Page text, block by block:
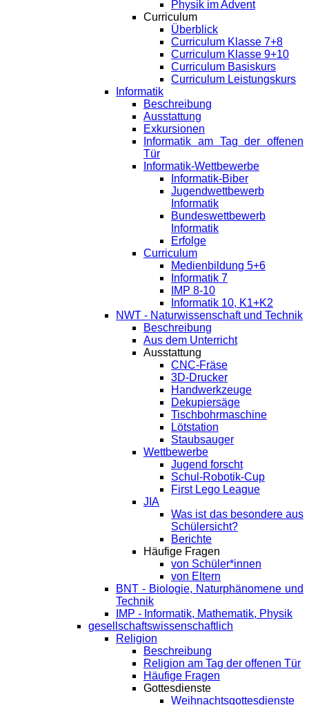
Physik im Advent
Curriculum
Überblick
Curriculum Klasse 7+8
Curriculum Klasse 9+10
Curriculum Basiskurs
Curriculum Leistungskurs
Informatik
Beschreibung
Ausstattung
Exkursionen
Informatik am Tag der offenen
Tür
Informatik-Wettbewerbe
Informatik-Biber
Jugendwettbewerb
Informatik
Bundeswettbewerb
Informatik
Erfolge
Curriculum
Medienbildung 5+6
Informatik 7
IMP 8-10
Informatik 10, K1+K2
NWT - Naturwissenschaft und Technik
Beschreibung
Aus dem Unterricht
Ausstattung
CNC-Fräse
3D-Drucker
Handwerkzeuge
Dekupiersäge
Tischbohrmaschine
Lötstation
Staubsauger
Wettbewerbe
Jugend forscht
Schul-Robotik-Cup
First Lego League
JIA
Was ist das besondere aus
Schülersicht?
Berichte
Häufige Fragen
von Schüler*innen
von Eltern
BNT - Biologie, Naturphänomene und
Technik
IMP - Informatik, Mathematik, Physik
gesellschaftswissenschaftlich
Religion
Beschreibung
Religion am Tag der offenen Tür
Häufige Fragen
Gottesdienste
Weihnachtsgottesdienste